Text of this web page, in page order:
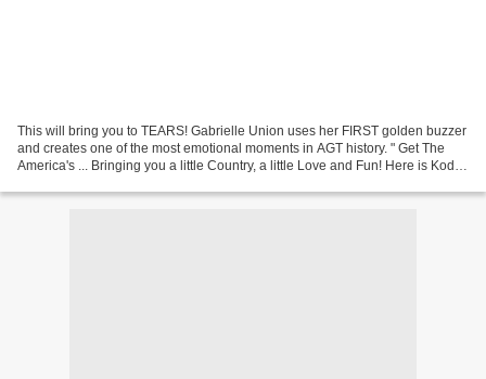
This will bring you to TEARS! Gabrielle Union uses her FIRST golden buzzer
and creates one of the most emotional moments in AGT history. " Get The
America's ... Bringing you a little Country, a little Love and Fun! Here is Kodi's